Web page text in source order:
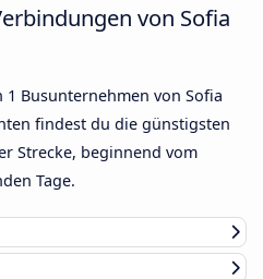
von Sofia
1 Busunternehmen von Sofia
findest du die günstigsten
Strecke, beginnend vom
Tage.